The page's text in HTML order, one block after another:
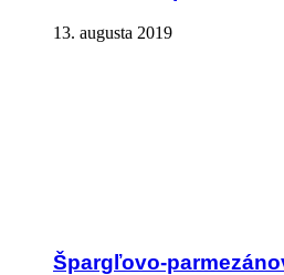
13. augusta 2019
Špargľovo-